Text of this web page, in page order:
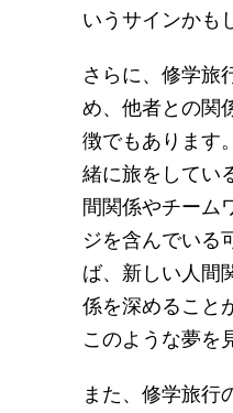
いうサインかも
さらに、修学旅
め、他者との関
徴でもあります
緒に旅をしてい
間関係やチーム
ジを含んでいる
ば、新しい人間
係を深めること
このような夢を
また、修学旅行